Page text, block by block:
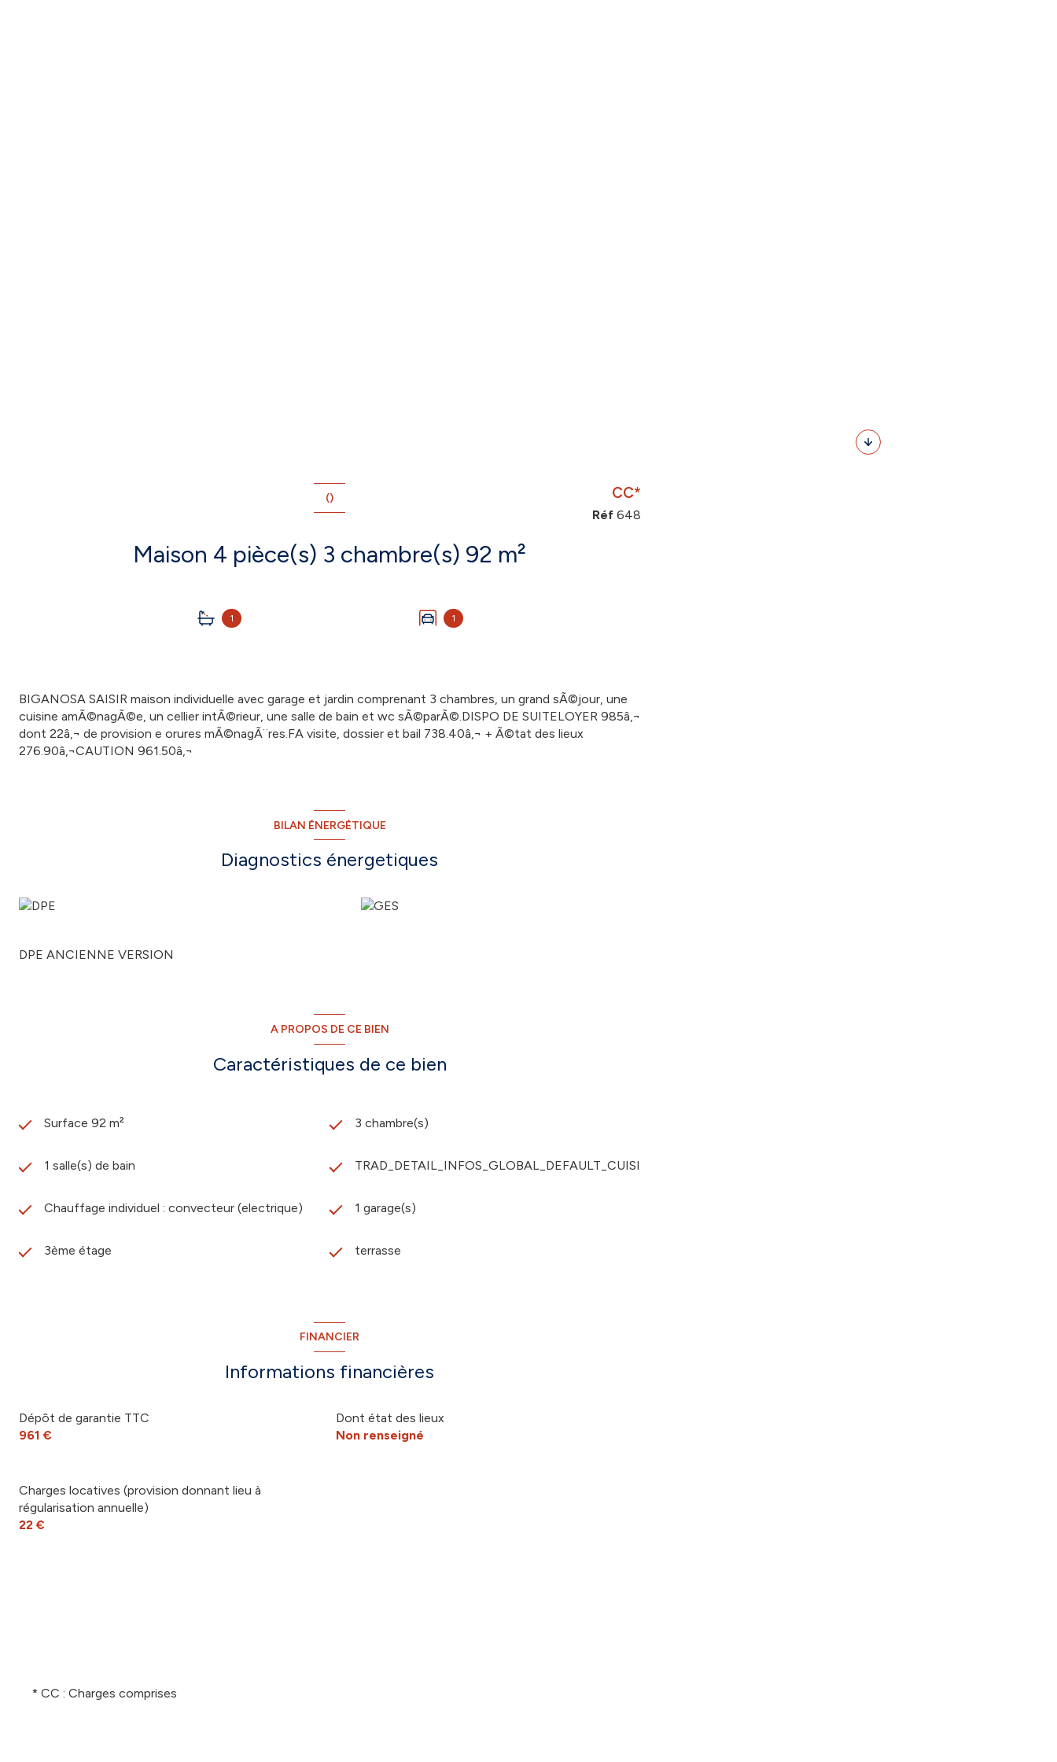
()
Maison 4 pièce(s) 3 chambre(s) 92 m²
1 1
CC*
Réf 648
BIGANOSA SAISIR maison individuelle avec garage et jardin comprenant 3 chambres, un grand sÃ©jour, une
cuisine amÃ©nagÃ©e, un cellier intÃ©rieur, une salle de bain et wc sÃ©parÃ©.DISPO DE SUITELOYER 985â‚¬
dont 22â‚¬ de provision e orures mÃ©nagÃ¨res.FA visite, dossier et bail 738.40â‚¬ + Ã©tat des lieux
276.90â‚¬CAUTION 961.50â‚¬
BILAN ÉNERGÉTIQUE
Diagnostics énergetiques
DPE ANCIENNE VERSION
A PROPOS DE CE BIEN
Caractéristiques de ce bien
Surface 92 m² 3 chambre(s)
1 salle(s) de bain TRAD_DETAIL_INFOS_GLOBAL_DEFAULT_CUISINE_FORMATED_SIMPLE_
Chauffage individuel : convecteur (electrique) 1 garage(s)
3ème étage terrasse
FINANCIER
Informations financières
Dont état des lieux
Non renseigné
Dépôt de garantie TTC
961 €
Charges locatives (provision donnant lieu à
régularisation annuelle)
22 €
* CC : Charges comprises